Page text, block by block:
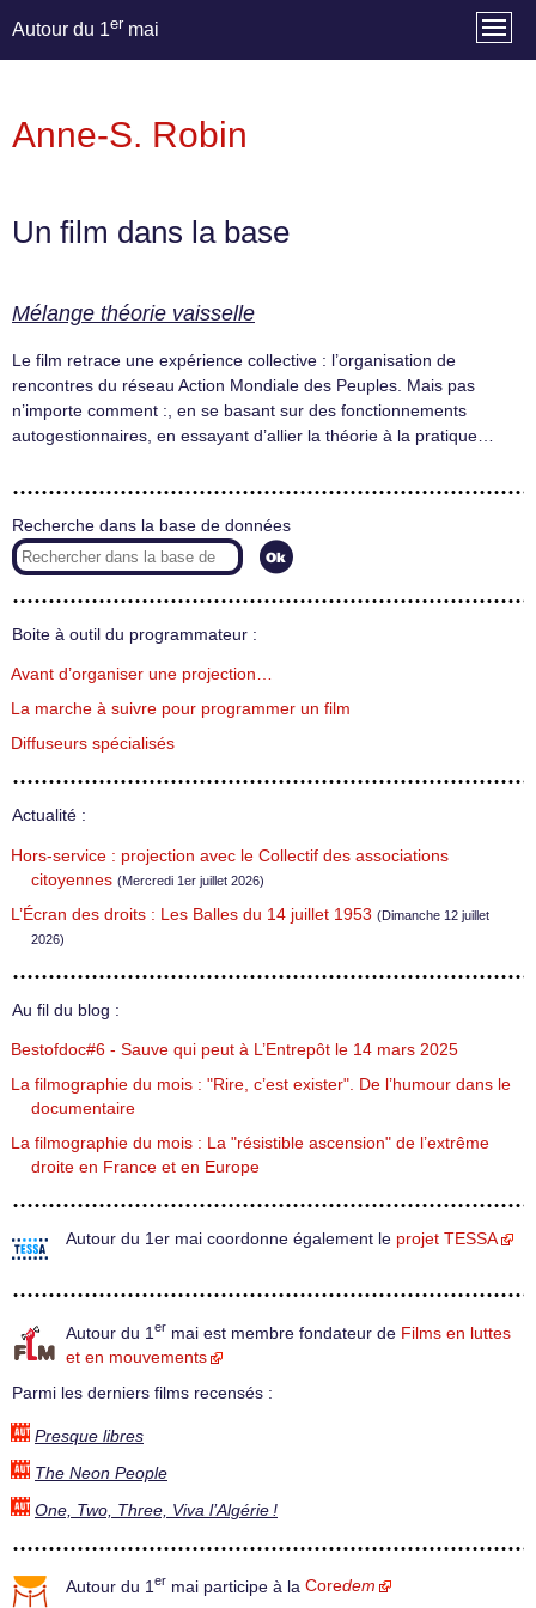
Autour du 1er mai
Anne-S. Robin
Un film dans la base
Mélange théorie vaisselle
Le film retrace une expérience collective : l’organisation de
rencontres du réseau Action Mondiale des Peuples. Mais pas
n’importe comment :, en se basant sur des fonctionnements
autogestionnaires, en essayant d’allier la théorie à la pratique…
Recherche dans la base de données
Boite à outil du programmateur :
Avant d’organiser une projection…
La marche à suivre pour programmer un film
Diffuseurs spécialisés
Actualité :
Hors-service : projection avec le Collectif des associations
citoyennes (Mercredi 1er juillet 2026)
L’Écran des droits : Les Balles du 14 juillet 1953 (Dimanche 12 juillet
2026)
Au fil du blog :
Bestofdoc#6 - Sauve qui peut à L’Entrepôt le 14 mars 2025
La filmographie du mois : "Rire, c’est exister". De l’humour dans le
documentaire
La filmographie du mois : La "résistible ascension" de l’extrême
droite en France et en Europe
Autour du 1er mai coordonne également le projet TESSA
Autour du 1 er mai est membre fondateur de Films en luttes
et en mouvements
Parmi les derniers films recensés :
Presque libres
The Neon People
One, Two, Three, Viva l’Algérie !
Autour du 1 er mai participe à la Coredem